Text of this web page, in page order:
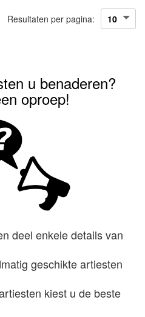
Resultaten per pagina:
u benaderen?
oproep!
deel enkele details van
geschikte artiesten
kiest u de beste